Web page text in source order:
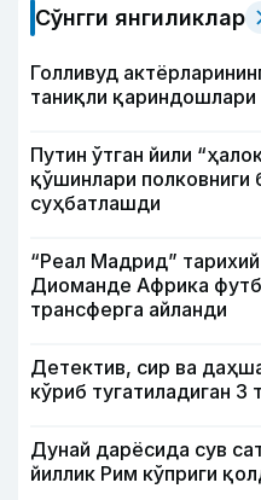
Сўнгги янгиликлар
Голливуд
таниқли қариндошлари
Путин ўтган йили
қўшинлари полковниги
суҳбатлашди
“Реал Мадрид”
Диоманде Африка
трансферга айланди
Детектив, сир ва
кўриб тугатиладиган 3
Дунай дарёсида сув
йиллик Рим кўприги